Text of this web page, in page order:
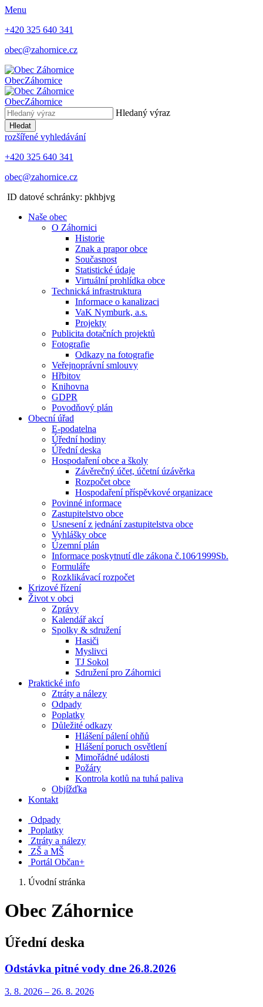
Menu
+420 325 640 341
obec@zahornice.cz
ObecZáhornice
ObecZáhornice
Hledaný výraz
Hledat
rozšířené vyhledávání
+420 325 640 341
obec@zahornice.cz
ID datové schránky: pkhbjvg
Naše obec
O Záhornici
Historie
Znak a prapor obce
Současnost
Statistické údaje
Virtuální prohlídka obce
Technická infrastruktura
Informace o kanalizaci
VaK Nymburk, a.s.
Projekty
Publicita dotačních projektů
Fotografie
Odkazy na fotografie
Veřejnoprávní smlouvy
Hřbitov
Knihovna
GDPR
Povodňový plán
Obecní úřad
E-podatelna
Úřední hodiny
Úřední deska
Hospodaření obce a školy
Závěrečný účet, účetní úzávěrka
Rozpočet obce
Hospodaření příspěvkové organizace
Povinné informace
Zastupitelstvo obce
Usnesení z jednání zastupitelstva obce
Vyhlášky obce
Územní plán
Informace poskytnutí dle zákona č.106⁄1999Sb.
Formuláře
Rozklikávací rozpočet
Krizové řízení
Život v obci
Zprávy
Kalendář akcí
Spolky & sdružení
Hasiči
Myslivci
TJ Sokol
Sdružení pro Záhornici
Praktické info
Ztráty a nálezy
Odpady
Poplatky
Důležité odkazy
Hlášení pálení ohňů
Hlášení poruch osvětlení
Mimořádné události
Požáry
Kontrola kotlů na tuhá paliva
Objížďka
Kontakt
Odpady
Poplatky
Ztráty a nálezy
ZŠ a MŠ
Portál Občan+
Úvodní stránka
Obec Záhornice
Úřední deska
Odstávka pitné vody dne 26.8.2026
3. 8. 2026 – 26. 8. 2026